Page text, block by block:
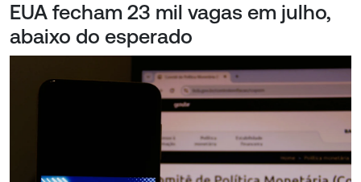
EUA fecham 23 mil vagas em julho,
abaixo do esperado